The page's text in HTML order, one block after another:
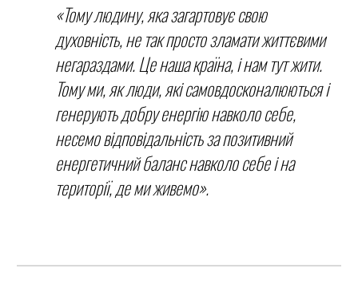
«Тому людину, яка загартовує свою
духовність, не так просто зламати життєвими
негараздами. Це наша країна, і нам тут жити.
Тому ми, як люди, які самовдосконалюються і
генерують добру енергію навколо себе,
несемо відповідальність за позитивний
енергетичний баланс навколо себе і на
території, де ми живемо».